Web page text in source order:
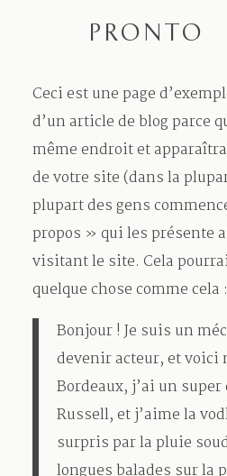
PRONTO
Ceci est une page
d’un article de blog parce
même endroit et
de votre site (dans la
plupart des gens
propos » qui les présente
visitant le site. Cela
quelque chose comme cela :
Bonjour ! Je suis un
devenir acteur, et voici
Bordeaux, j’ai un
Russell, et j’aime la
surpris par la pluie
L’oeil derrière
Mon